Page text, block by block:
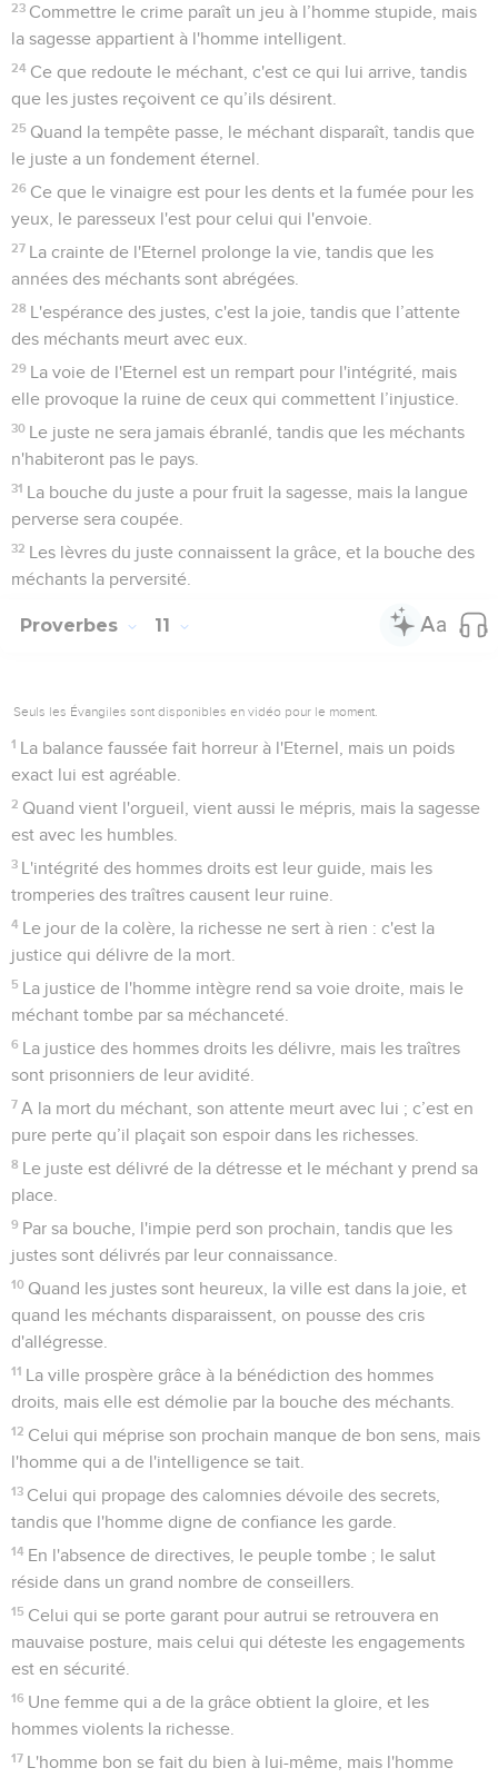
23 Commettre le crime paraît un jeu à l’homme stupide, mais
la sagesse appartient à l'homme intelligent.
24 Ce que redoute le méchant, c'est ce qui lui arrive, tandis
que les justes reçoivent ce qu’ils désirent.
25 Quand la tempête passe, le méchant disparaît, tandis que
le juste a un fondement éternel.
26 Ce que le vinaigre est pour les dents et la fumée pour les
yeux, le paresseux l'est pour celui qui l'envoie.
27 La crainte de l'Eternel prolonge la vie, tandis que les
années des méchants sont abrégées.
28 L'espérance des justes, c'est la joie, tandis que l’attente
des méchants meurt avec eux.
29 La voie de l'Eternel est un rempart pour l'intégrité, mais
elle provoque la ruine de ceux qui commettent l’injustice.
30 Le juste ne sera jamais ébranlé, tandis que les méchants
n'habiteront pas le pays.
31 La bouche du juste a pour fruit la sagesse, mais la langue
perverse sera coupée.
32 Les lèvres du juste connaissent la grâce, et la bouche des
méchants la perversité.
Proverbes 11
Seuls les Évangiles sont disponibles en vidéo pour le moment.
1 La balance faussée fait horreur à l'Eternel, mais un poids
exact lui est agréable.
2 Quand vient l'orgueil, vient aussi le mépris, mais la sagesse
est avec les humbles.
3 L'intégrité des hommes droits est leur guide, mais les
tromperies des traîtres causent leur ruine.
4 Le jour de la colère, la richesse ne sert à rien : c'est la
justice qui délivre de la mort.
5 La justice de l'homme intègre rend sa voie droite, mais le
méchant tombe par sa méchanceté.
6 La justice des hommes droits les délivre, mais les traîtres
sont prisonniers de leur avidité.
7 A la mort du méchant, son attente meurt avec lui ; c’est en
pure perte qu’il plaçait son espoir dans les richesses.
8 Le juste est délivré de la détresse et le méchant y prend sa
place.
9 Par sa bouche, l'impie perd son prochain, tandis que les
justes sont délivrés par leur connaissance.
10 Quand les justes sont heureux, la ville est dans la joie, et
quand les méchants disparaissent, on pousse des cris
d'allégresse.
11 La ville prospère grâce à la bénédiction des hommes
droits, mais elle est démolie par la bouche des méchants.
12 Celui qui méprise son prochain manque de bon sens, mais
l'homme qui a de l'intelligence se tait.
13 Celui qui propage des calomnies dévoile des secrets,
tandis que l'homme digne de confiance les garde.
14 En l'absence de directives, le peuple tombe ; le salut
réside dans un grand nombre de conseillers.
15 Celui qui se porte garant pour autrui se retrouvera en
mauvaise posture, mais celui qui déteste les engagements
est en sécurité.
16 Une femme qui a de la grâce obtient la gloire, et les
hommes violents la richesse.
17 L'homme bon se fait du bien à lui-même, mais l'homme